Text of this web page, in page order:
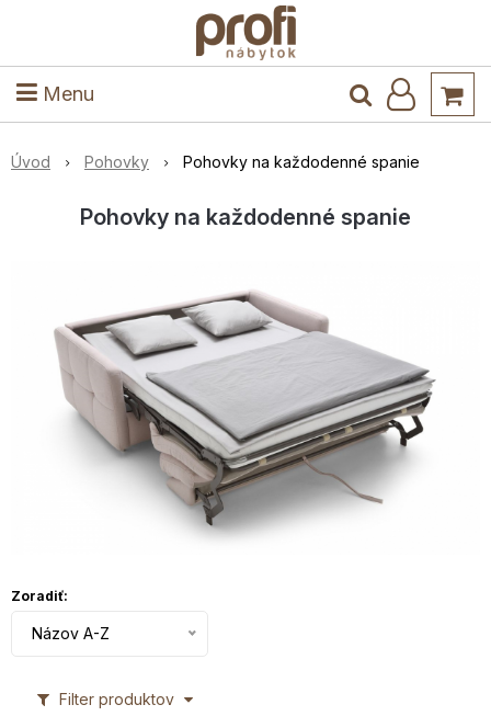
Menu
Kuchyňa a jedáleň
Úvod Pohovky Pohovky na každodenné spanie
Pohovky na každodenné spanie
Filter produktov
Zoradiť:
Názov A-Z